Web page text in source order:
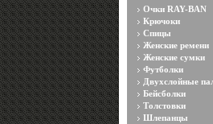
Очки RAY-BAN
Крючоки
Спицы
Женские ремени
Женские сумки
Футболки
Двухслойные
Бейсболки
Толстовки
Шлепанцы